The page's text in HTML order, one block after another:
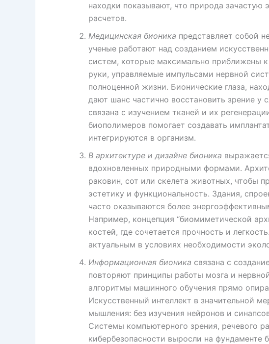
находки показывают, что природа
расчетов.
Медицинская бионика представляет собой
ученые работают над созданием
систем, которые максимально приближены
руки, управляемые импульсами нервной
полноценной жизни. Бионические глаза,
дают шанс частично восстановить зрение
связана с изучением тканей и их
биополимеров помогает создавать
интегрируются в организм.
В архитектуре и дизайне бионика
вдохновленных природными формами.
раковин, сот или скелета животных, чтобы
эстетику и функциональность. Здания,
часто оказываются более
Например, концепция “биомиметической
костей, где сочетается прочность и
актуальным в условиях необходимости
Информационная бионика связана с
повторяют принципы работы мозга и
алгоритмы машинного обучения прямо
Искусственный интеллект в значительной
мышления: без изучения нейронов и
Системы компьютерного зрения, речевого
кибербезопасности выросли на фундаменте